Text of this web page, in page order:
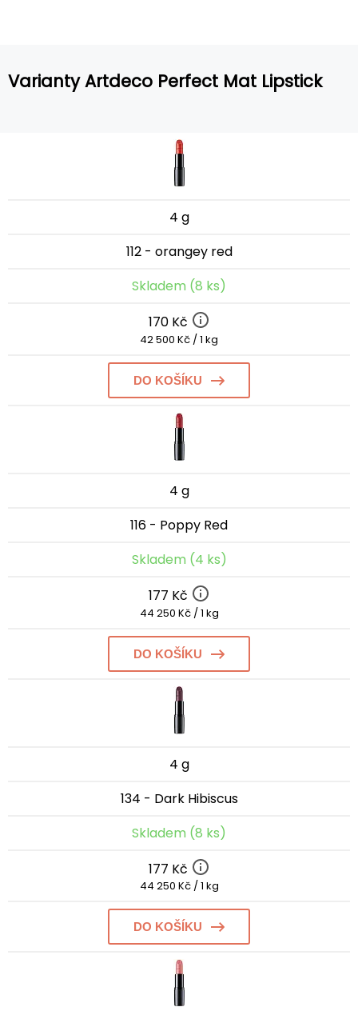
Varianty Artdeco Perfect Mat Lipstick
4 g
112 - orangey red
Skladem (8 ks)
170 Kč
42 500 Kč / 1 kg
DO KOŠÍKU
4 g
116 - Poppy Red
Skladem (4 ks)
177 Kč
44 250 Kč / 1 kg
DO KOŠÍKU
4 g
134 - Dark Hibiscus
Skladem (8 ks)
177 Kč
44 250 Kč / 1 kg
DO KOŠÍKU